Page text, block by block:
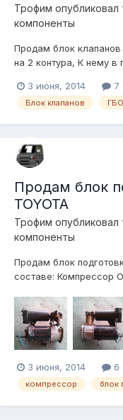
Трофим опубликовал
компоненты
Продам блок клапанов
на 2 контура, К нему в
отходил один год,
с апгрейдом системы
3 июня, 2014 7
Блок клапанов ГБО
Продам блок
TOYOTA
Трофим опубликовал
компоненты
Продам блок
составе: Компрессор
для постройки
распила, наработка
регионы.
3 июня, 2014 6
компрессор блок